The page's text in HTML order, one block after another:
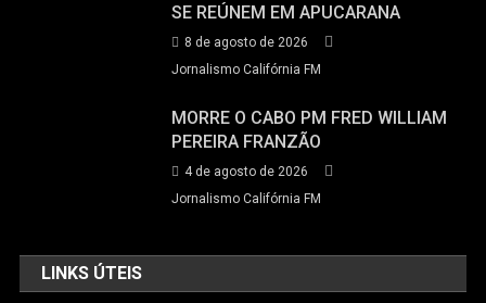
SE REÚNEM EM APUCARANA
8 de agosto de 2026
Jornalismo Califórnia FM
MORRE O CABO PM FRED WILLIAM
PEREIRA FRANZÃO
4 de agosto de 2026
Jornalismo Califórnia FM
LINKS ÚTEIS